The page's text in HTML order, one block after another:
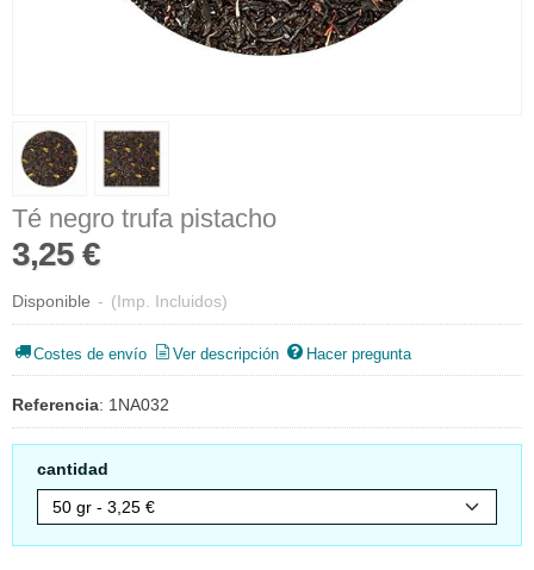
Té negro trufa pistacho
3,25 €
Disponible - (Imp. Incluidos)
Costes de envío Ver descripción Hacer pregunta
Referencia: 1NA032
cantidad